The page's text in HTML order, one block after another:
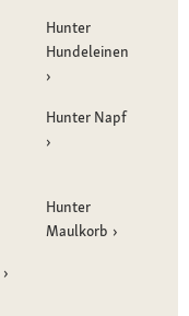
Hunter
Hundeleinen
Hunter Napf
Hunter
Maulkorb